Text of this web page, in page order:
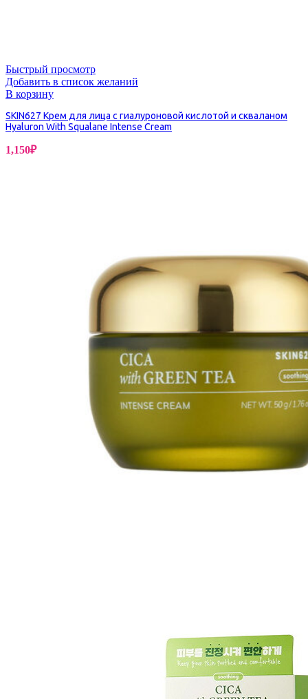
Быстрый просмотр
Добавить в список желаний
В корзину
SKIN627 Крем для лица c гиалуроновой кислотой и скваланом
Hyaluron With Squalane Intense Cream
1,150₽